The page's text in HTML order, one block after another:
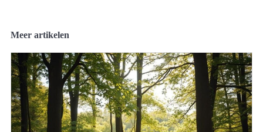
Meer artikelen